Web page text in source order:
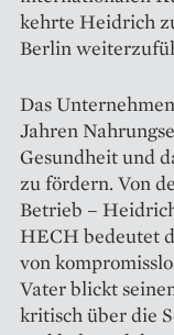
kehrte Heidrich
Berlin
Das
Jahren
Gesundheit und
zu fördern. Von
Betrieb –
HECH bedeutet
von
Vater blickt
kritisch über die